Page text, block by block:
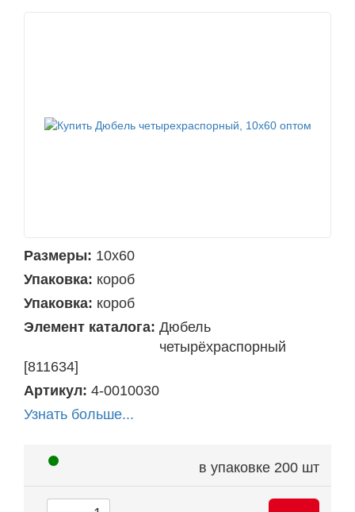
Размеры: 10х60
Упаковка: короб
Упаковка: короб
Элемент каталога: Дюбель
четырёхраспорный
[811634]
Артикул: 4-0010030
Узнать больше...
в упаковке 200 шт